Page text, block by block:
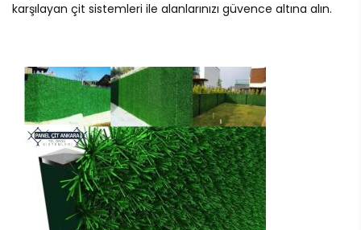
karşılayan çit sistemleri ile alanlarınızı güvence altına alın.